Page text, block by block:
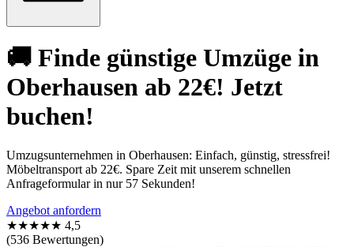
🚚 Finde günstige Umzüge in
Oberhausen ab 22€! Jetzt
buchen!
Umzugsunternehmen in Oberhausen: Einfach, günstig, stressfrei!
Möbeltransport ab 22€. Spare Zeit mit unserem schnellen
Anfrageformular in nur 57 Sekunden!
Angebot anfordern
★★★★★ 4,5
(536 Bewertungen)